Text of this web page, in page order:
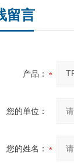
留言
产品：
您的单位：
您的姓名：